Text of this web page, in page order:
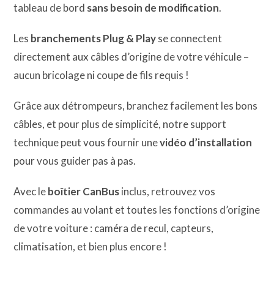
tableau de bord sans besoin de modification.
Les branchements Plug & Playse connectent
directement aux câbles d’origine de votre véhicule –
aucun bricolage ni coupe de fils requis !
Grâce aux détrompeurs, branchez facilement les bons
câbles, et pour plus de simplicité, notre support
technique peut vous fournir unevidéo d’installation
pour vous guider pas à pas.
Avec leboîtier CanBusinclus, retrouvez vos
commandes au volant et toutes les fonctions d’origine
de votre voiture : caméra de recul, capteurs,
climatisation, et bien plus encore !